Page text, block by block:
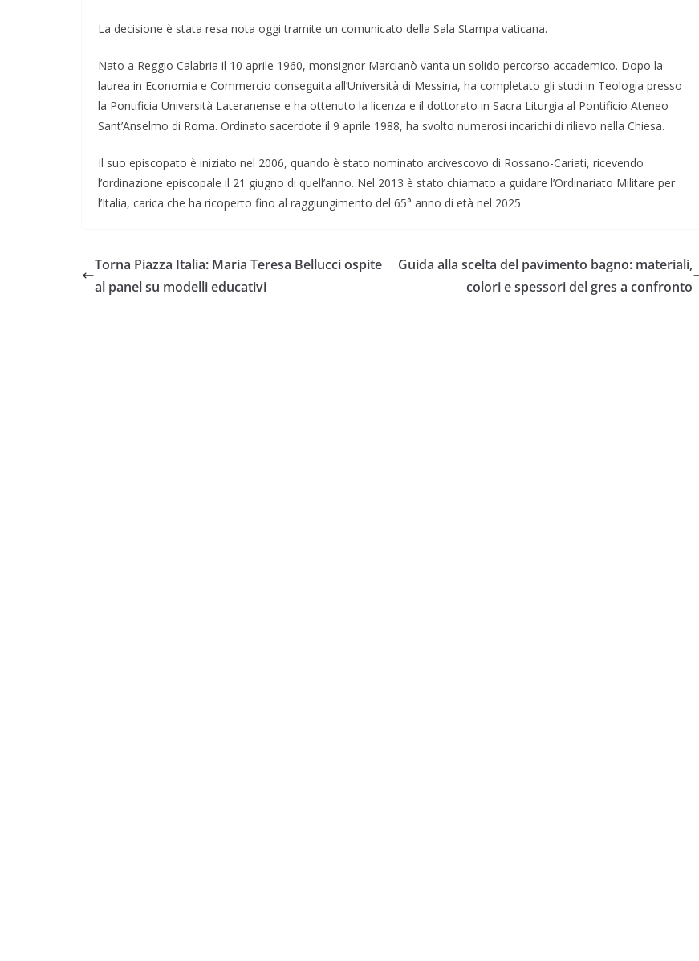
La decisione è stata resa nota oggi tramite un comunicato della Sala Stampa vaticana.
Nato a Reggio Calabria il 10 aprile 1960, monsignor Marcianò vanta un solido percorso accademico. Dopo la
laurea in Economia e Commercio conseguita all’Università di Messina, ha completato gli studi in Teologia presso
la Pontificia Università Lateranense e ha ottenuto la licenza e il dottorato in Sacra Liturgia al Pontificio Ateneo
Sant’Anselmo di Roma. Ordinato sacerdote il 9 aprile 1988, ha svolto numerosi incarichi di rilievo nella Chiesa.
Il suo episcopato è iniziato nel 2006, quando è stato nominato arcivescovo di Rossano-Cariati, ricevendo
l’ordinazione episcopale il 21 giugno di quell’anno. Nel 2013 è stato chiamato a guidare l’Ordinariato Militare per
l’Italia, carica che ha ricoperto fino al raggiungimento del 65° anno di età nel 2025.
Torna Piazza Italia: Maria Teresa Bellucci ospite
al panel su modelli educativi
Guida alla scelta del pavimento bagno: materiali,
colori e spessori del gres a confronto